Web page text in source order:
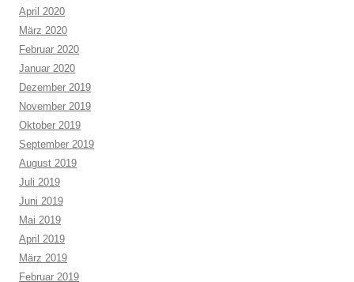
April 2020
März 2020
Februar 2020
Januar 2020
Dezember 2019
November 2019
Oktober 2019
September 2019
August 2019
Juli 2019
Juni 2019
Mai 2019
April 2019
März 2019
Februar 2019